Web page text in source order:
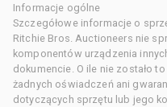
Informacje ogólne
Szczegółowe informacje o
Ritchie Bros. Auctioneers nie
komponentów urządzenia
dokumencie. O ile nie zostało
żadnych oświadczeń ani
dotyczących sprzętu lub jego